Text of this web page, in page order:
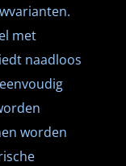
met
naadloos
worden